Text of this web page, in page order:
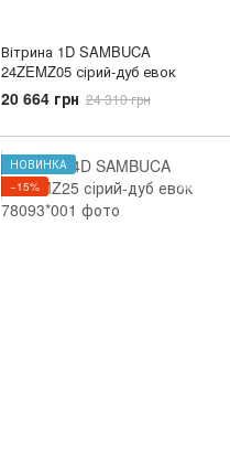
Вітрина 1D SAMBUCA
24ZEMZ05 сірий-дуб евок
20 664 грн 24 310 грн
НОВИНКА
−15%